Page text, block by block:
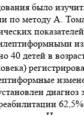
было
по методу А.
40 детей в
диагноз